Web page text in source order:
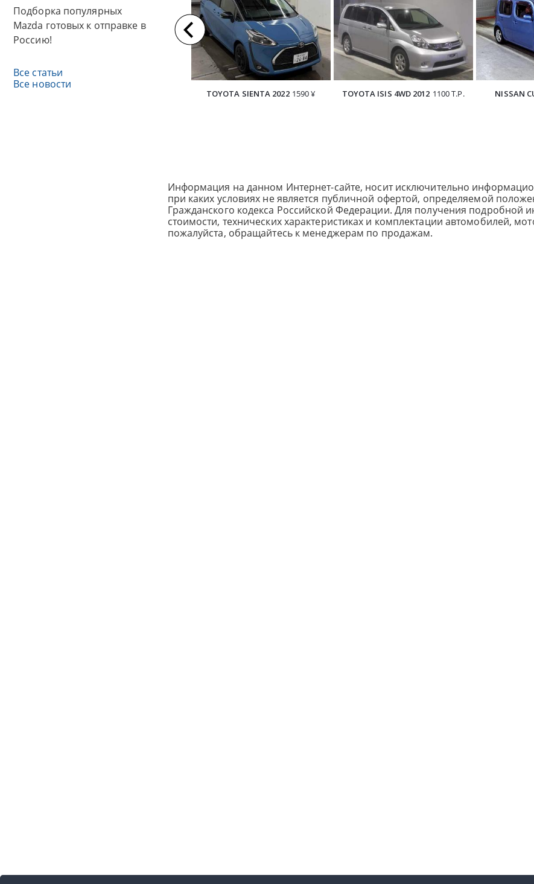
Подборка популярных
Mazda готовых к отправке в
Россию!
Все статьи
Все новости
TOYOTA SIENTA 2022 1590 ¥ TOYOTA ISIS 4WD 2012 1100 Т.Р. NISSAN
Информация на данном Интернет-сайте, носит исключительно
при каких условиях не является публичной офертой, определяемой
Гражданского кодекса Российской Федерации. Для получения подробной
стоимости, технических характеристиках и комплектации автомобилей,
пожалуйста, обращайтесь к менеджерам по продажам.